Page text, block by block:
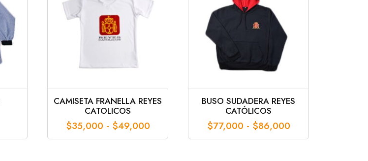
CAMISETA FRANELLA REYES
CATOLICOS
$35,000 - $49,000Rango
de
BUSO SUDADERA REYES
CATÓLICOS
$77,000 - $86,000Rango
de